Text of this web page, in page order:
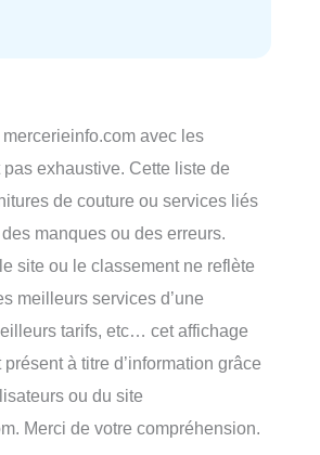
avec les
pas exhaustive. Cette liste de
de couture ou services liés
manques ou des erreurs.
site ou le classement ne reflète
meilleurs services d’une
tarifs, etc… cet affichage
à titre d’information grâce
ou du site
Merci de votre compréhension.